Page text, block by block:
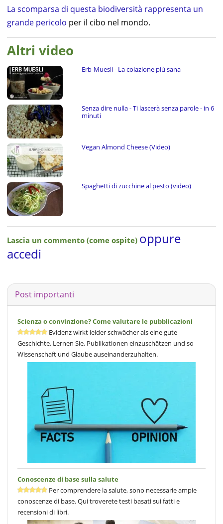
La scomparsa di questa biodiversità rappresenta un
grande pericolo per il cibo nel mondo.
Altri video
Erb-Muesli - La colazione più sana
Senza dire nulla - Ti lascerà senza parole - in 6
minuti
Vegan Almond Cheese (Video)
Spaghetti di zucchine al pesto (video)
Lascia un commento (come ospite) oppure
accedi
Post importanti
Scienza o convinzione? Come valutare le pubblicazioni
Evidenz wirkt leider schwächer als eine gute
Geschichte. Lernen Sie, Publikationen einzuschätzen und so
Wissenschaft und Glaube auseinanderzuhalten.
Conoscenze di base sulla salute
Per comprendere la salute, sono necessarie ampie
conoscenze di base. Qui troverete testi basati sui fatti e
recensioni di libri.